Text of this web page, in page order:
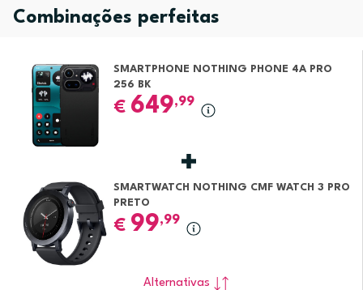
Combinações perfeitas
SMARTPHONE NOTHING PHONE 4A PRO
256 BK
€ 649,99
SMARTWATCH NOTHING CMF WATCH 3 PRO
PRETO
€ 99,99
Alternativas